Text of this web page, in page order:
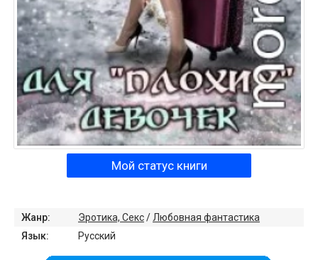
Мой статус книги
Жанр: Эротика, Секс/ Любовная фантастика
Язык:
Русский